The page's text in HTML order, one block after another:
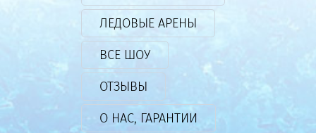
ЛЕДОВЫЕ АРЕНЫ
ВСЕ ШОУ
ОТЗЫВЫ
О НАС, ГАРАНТИИ